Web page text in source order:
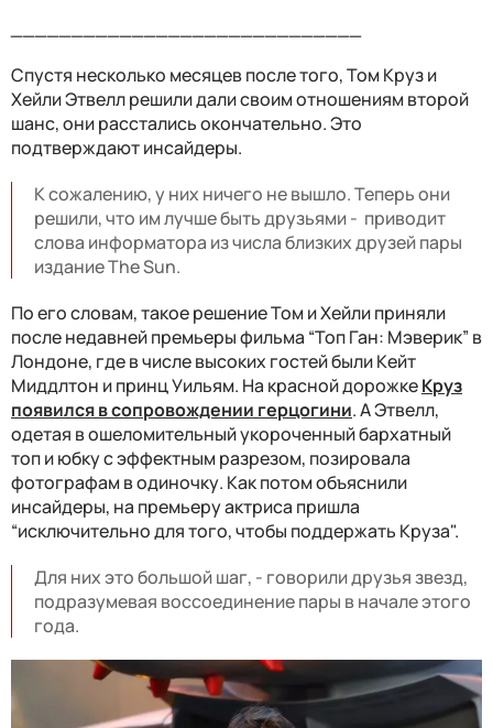
Спустя несколько месяцев после того, Том Круз и
Хейли Этвелл решили дали своим отношениям второй
шанс, они расстались окончательно. Это
подтверждают инсайдеры.
К сожалению, у них ничего не вышло. Теперь они
решили, что им лучше быть друзьями - приводит
слова информатора из числа близких друзей пары
издание The Sun.
По его словам, такое решение Том и Хейли приняли
после недавней премьеры фильма “Топ Ган: Мэверик” в
Лондоне, где в числе высоких гостей были Кейт
Миддлтон и принц Уильям. На красной дорожкеКруз
появился в сопровождении герцогини. А Этвелл,
одетая в ошеломительный укороченный бархатный
топ и юбку с эффектным разрезом, позировала
фотографам в одиночку. Как потом объяснили
инсайдеры, на премьеру актриса пришла
“исключительно для того, чтобы поддержать Круза".
Для них это большой шаг, - говорили друзья звезд,
подразумевая воссоединение пары в начале этого
года.